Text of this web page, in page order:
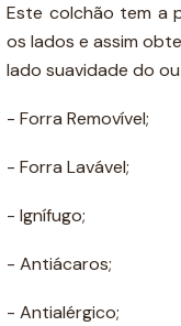
Este colchão tem a
os lados e assim
lado suavidade do
- Forra Removível;
- Forra Lavável;
- Ignífugo;
- Antiácaros;
- Antialérgico;